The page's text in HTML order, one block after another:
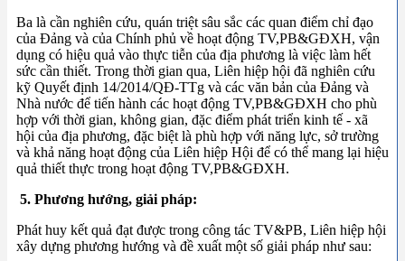
Ba là cần nghiên cứu, quán triệt sâu sắc các quan điểm chỉ đạo
của Đảng và của Chính phủ về hoạt động TV,PB&GĐXH, vận
dụng có hiệu quả vào thực tiễn của địa phương là việc làm hết
sức cần thiết. Trong thời gian qua, Liên hiệp hội đã nghiên cứu
kỹ Quyết định 14/2014/QĐ-TTg và các văn bản của Đảng và
Nhà nước để tiến hành các hoạt động TV,PB&GĐXH cho phù
hợp với thời gian, không gian, đặc điểm phát triển kinh tế - xã
hội của địa phương, đặc biệt là phù hợp với năng lực, sở trường
và khả năng hoạt động của Liên hiệp Hội để có thể mang lại hiệu
quả thiết thực trong hoạt động TV,PB&GĐXH.
5. Phương hướng, giải pháp:
Phát huy kết quả đạt được trong công tác TV&PB, Liên hiệp hội
xây dựng phương hướng và đề xuất một số giải pháp như sau: